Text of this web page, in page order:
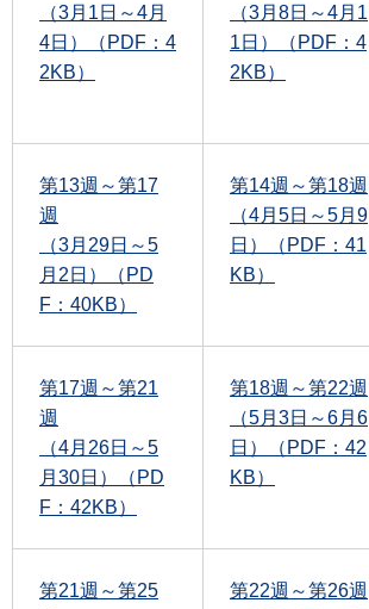
（3月1日～4月
4日）（PDF：4
2KB）
（3月8日～4月1
1日）（PDF：4
2KB）
第13週～第17
週
（3月29日～5
月2日）（PD
F：40KB）
第14週～第18週
（4月5日～5月9
日）（PDF：41
KB）
第17週～第21
週
（4月26日～5
月30日）（PD
F：42KB）
第18週～第22週
（5月3日～6月6
日）（PDF：42
KB）
第21週～第25
第22週～第26週